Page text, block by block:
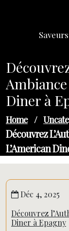
Diner à
Home /
Découvrez
L’American
Déc 4, 2025
Découvrez
Diner à Epagny